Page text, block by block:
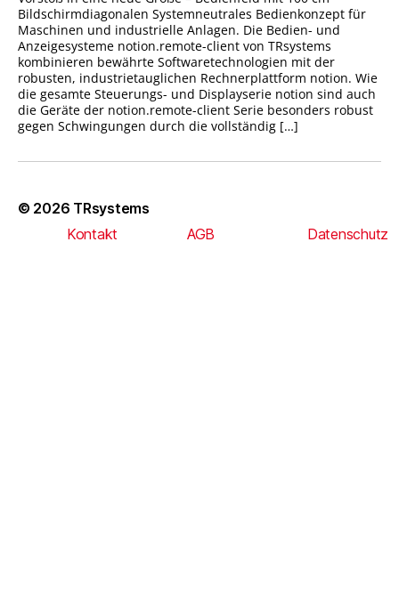
Bildschirmdiagonalen Systemneutrales Bedienkonzept für
Maschinen und industrielle Anlagen. Die Bedien- und
Anzeigesysteme notion.remote-client von TRsystems
kombinieren bewährte Softwaretechnologien mit der
robusten, industrietauglichen Rechnerplattform notion. Wie
die gesamte Steuerungs- und Displayserie notion sind auch
die Geräte der notion.remote-client Serie besonders robust
gegen Schwingungen durch die vollständig […]
© 2026 TRsystems
Kontakt
AGB Datenschutz